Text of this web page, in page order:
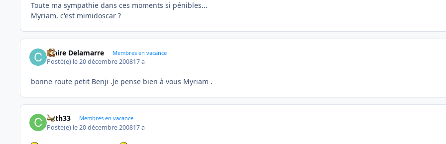
Toute ma sympathie dans ces moments si pénibles...
Myriam, c'est mimidoscar ?
Claire Delamarre Membres en vacance
Posté(e) le 20 décembre 200817 a
bonne route petit Benji .Je pense bien à vous Myriam .
Cath33 Membres en vacance
Posté(e) le 20 décembre 200817 a